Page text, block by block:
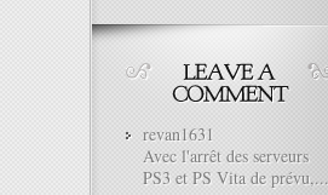
revan1631
Avec l'arrêt des serveurs
PS3 et PS Vita de prévu,...